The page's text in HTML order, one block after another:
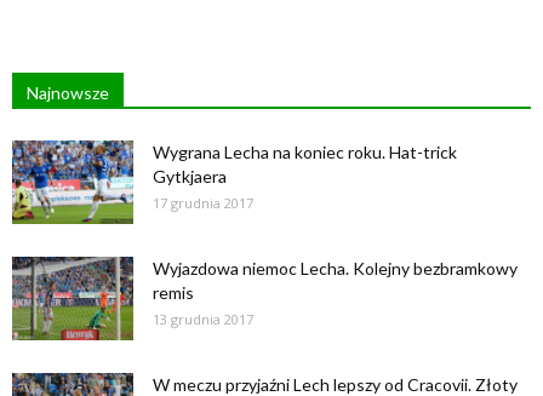
Najnowsze
Wygrana Lecha na koniec roku. Hat-trick
Gytkjaera
17 grudnia 2017
Wyjazdowa niemoc Lecha. Kolejny bezbramkowy
remis
13 grudnia 2017
W meczu przyjaźni Lech lepszy od Cracovii. Złoty